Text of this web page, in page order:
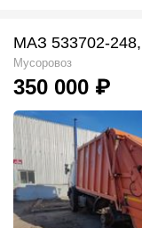
МАЗ 533702-
Мусоровоз
350 000 ₽